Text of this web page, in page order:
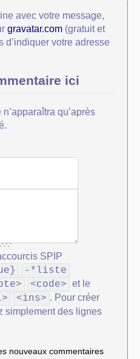
avec votre message,
gravatar.com(gratuit et
d’indiquer votre adresse
ici
qu’après
SPIP
-*liste
<code> et le
<ins> . Pour créer
simplement des lignes
nouveaux commentaires